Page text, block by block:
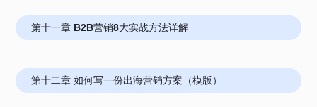
第十一章 B2B营销8大实战方法详解
第十二章 如何写一份出海营销方案（模版）